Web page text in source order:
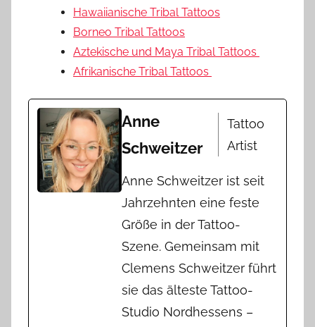
Hawaiianische Tribal Tattoos
Borneo Tribal Tattoos
Aztekische und Maya Tribal Tattoos
Afrikanische Tribal Tattoos
Anne
Schweitzer
Tattoo
Artist
Anne Schweitzer ist seit
Jahrzehnten eine feste
Größe in der Tattoo-
Szene. Gemeinsam mit
Clemens Schweitzer führt
sie das älteste Tattoo-
Studio Nordhessens –